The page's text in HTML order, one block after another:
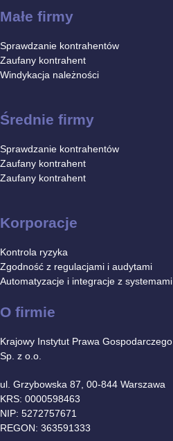
Małe firmy
Sprawdzanie kontrahentów
Zaufany kontrahent
Windykacja należności
Średnie firmy
Sprawdzanie kontrahentów
Zaufany kontrahent
Zaufany kontrahent
Korporacje
Kontrola ryzyka
Zgodność z regulacjami i audytami
Automatyzacje i integracje z systemami
O firmie
Krajowy Instytut Prawa Gospodarczego
Sp. z o.o.
ul. Grzybowska 87, 00-844 Warszawa
KRS: 0000598463
NIP: 5272757671
REGON: 363591333